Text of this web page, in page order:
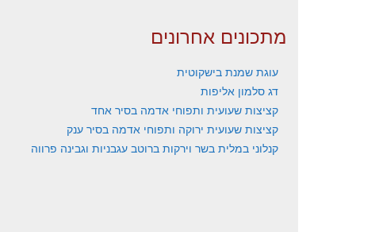
מתכונים אחרונים
עוגת שמנת בישקוטית
דג סלמון אליפות
קציצות שעועית ותפוחי אדמה בסיר אחד
קציצות שעועית ירוקה ותפוחי אדמה בסיר ענק
קנלוני במלית בשר וירקות ברוטב עגבניות וגבינה פרווה